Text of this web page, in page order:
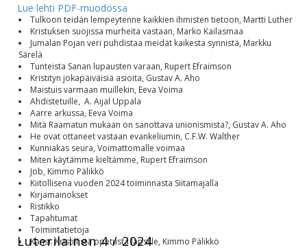
Lue lehti PDF-muodossa
Tulkoon teidän lempeytenne kaikkien ihmisten tietoon, Martti Luther
Kristuksen suojissa murheita vastaan, Marko Kailasmaa
Jumalan Pojan veri puhdistaa meidät kaikesta synnistä, Markku
Särelä
Tunteista Sanan lupausten varaan, Rupert Efraimson
Kristityn jokapäiväisiä asioita, Gustav A. Aho
Maistuis varmaan muillekin, Eeva Voima
Ahdistetuille, A. Aijal Uppala
Aarre arkussa, Eeva Voima
Mitä Raamatun mukaan on sanottava unionismista?, Gustav A. Aho
He ovat ottaneet vastaan evankeliumin, C.F.W. Walther
Kunniakas seura, Voimattomalle voimaa
Miten käytämme kieltämme, Rupert Efraimson
Job, Kimmo Pälikkö
Kiitollisena vuoden 2024 toiminnasta Siitamajalla
Kirjamainokset
Ristikko
Tapahtumat
Toimintatietoja
Kansi: Kristillistä opetusta lapsille, Kimmo Pälikkö
Luterilainen 4 / 2024